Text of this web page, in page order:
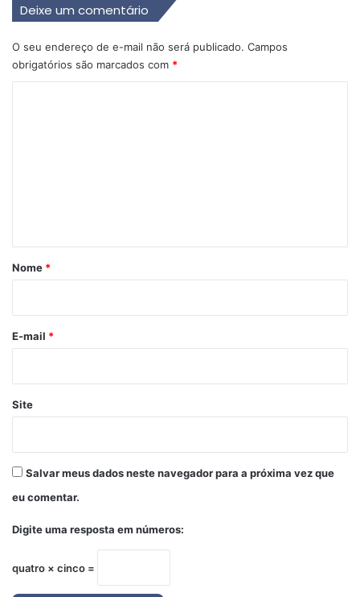
Deixe um comentário
O seu endereço de e-mail não será publicado. Campos
obrigatórios são marcados com *
r
*
Nome *
E-mail *
Site
Salvar meus dados neste navegador para a próxima vez que
eu comentar.
Digite uma resposta em números:
quatro × cinco =